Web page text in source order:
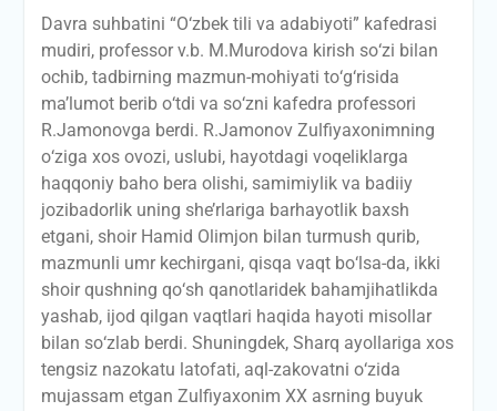
Davra suhbatini “О‘zbek tili va adabiyoti” kafedrasi
mudiri, professor v.b. M.Murodova kirish sо‘zi bilan
ochib, tadbirning mazmun-mohiyati tо‘g‘risida
ma’lumot berib о‘tdi va sо‘zni kafedra professori
R.Jamonovga berdi. R.Jamonov Zulfiyaxonimning
о‘ziga xos ovozi, uslubi, hayotdagi voqeliklarga
haqqoniy baho bera olishi, samimiylik va badiiy
jozibadorlik uning she’rlariga barhayotlik baxsh
etgani, shoir Hamid Olimjon bilan turmush qurib,
mazmunli umr kechirgani, qisqa vaqt bо‘lsa-da, ikki
shoir qushning qо‘sh qanotlaridek bahamjihatlikda
yashab, ijod qilgan vaqtlari haqida hayoti misollar
bilan sо‘zlab berdi. Shuningdek, Sharq ayollariga xos
tengsiz nazokatu latofati, aql-zakovatni о‘zida
mujassam etgan Zulfiyaxonim XX asrning buyuk